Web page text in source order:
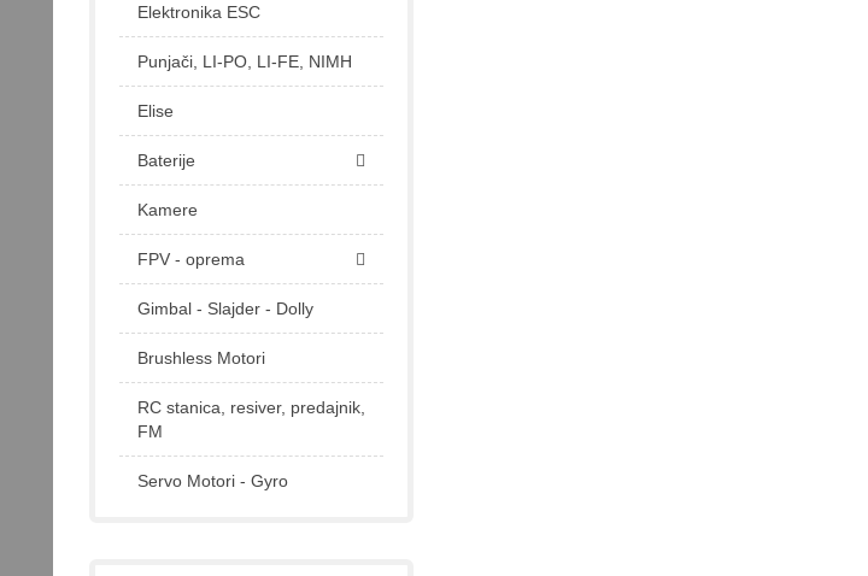
Elektronika ESC
Punjači, LI-PO, LI-FE, NIMH
Elise
Baterije
Kamere
FPV - oprema
Gimbal - Slajder - Dolly
Brushless Motori
RC stanica, resiver, predajnik,
FM
Servo Motori - Gyro